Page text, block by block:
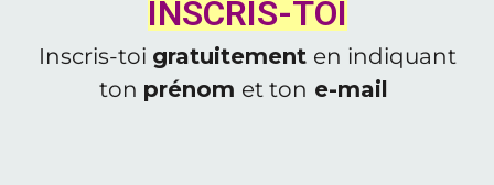
INSCRIS-TOI
Inscris-toi gratuitement en indiquant
ton prénom et ton e-mail